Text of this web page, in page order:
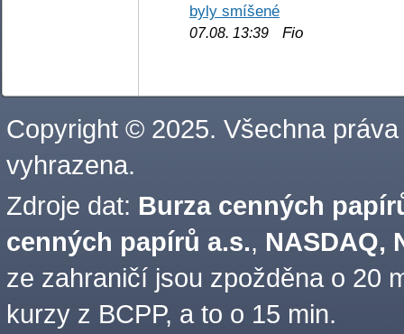
byly smíšené
07.08. 13:39 Fio
Copyright © 2025. Všechna práva
vyhrazena.
Zdroje dat: Burza cenných
cenných papírů a.s., NASDAQ,
ze zahraničí jsou zpožděna o 20
kurzy z BCPP, a to o 15 min.